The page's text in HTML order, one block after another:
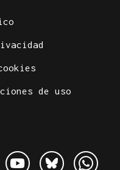
de uso